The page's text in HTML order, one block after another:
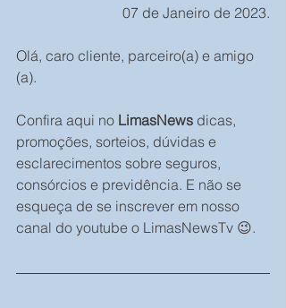
07 de Janeiro de 2023.
Olá, caro cliente, parceiro(a) e amigo
(a).
Confira aqui no LimasNews dicas,
promoções, sorteios, dúvidas e
esclarecimentos sobre seguros,
consórcios e previdência. E não se
esqueça de se inscrever em nosso
canal do youtube o LimasNewsTv 😉.